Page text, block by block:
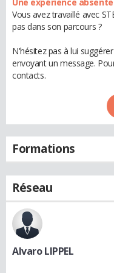
Une expérience absente
Vous avez travaillé avec
pas dans son parcours ?
N'hésitez pas à lui
envoyant un message.
contacts.
Formations
Réseau
Alvaro LIPPEL